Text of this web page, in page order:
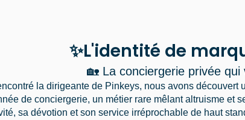
✨L'identité de
🏡 La conciergerie privée
la dirigeante de Pinkeys, nous avons
de conciergerie, un métier rare mêlant altruisme et
sa dévotion et son service irréprochable de haut